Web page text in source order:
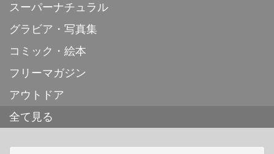
スーパーナチュラル
グラビア・写真集
コミック・絵本
フリーマガジン
アウトドア
全て見る